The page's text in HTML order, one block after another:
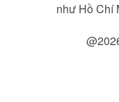
như Hồ Chí